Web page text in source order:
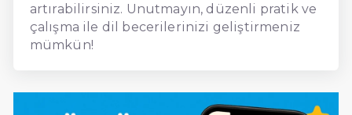
artırabilirsiniz. Unutmayın, düzenli pratik ve
çalışma ile dil becerilerinizi geliştirmeniz
mümkün!